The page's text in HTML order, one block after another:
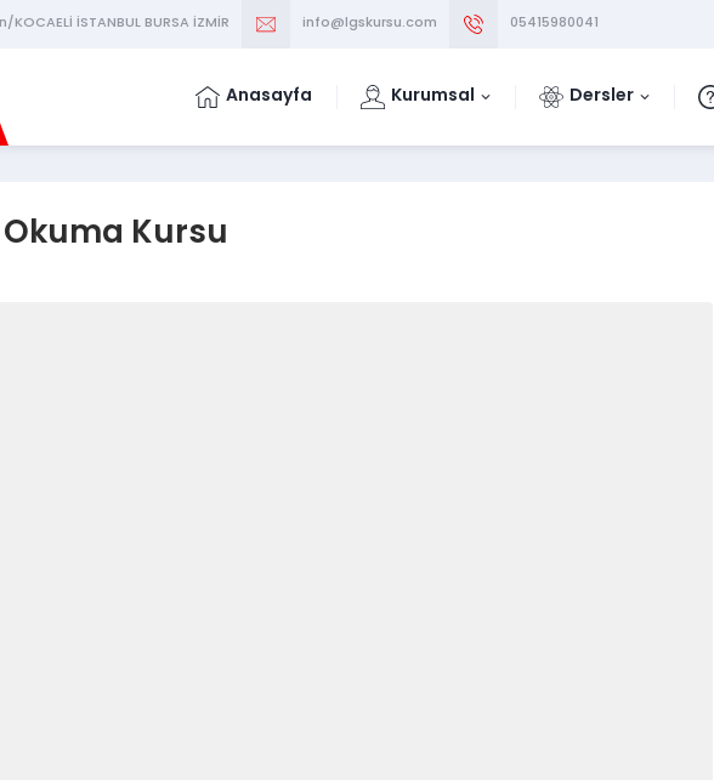
İSTANBUL BURSA İZMİR info@lgskursu.com 05415980041
Anasayfa Kurumsal Dersler
Okuma Kursu